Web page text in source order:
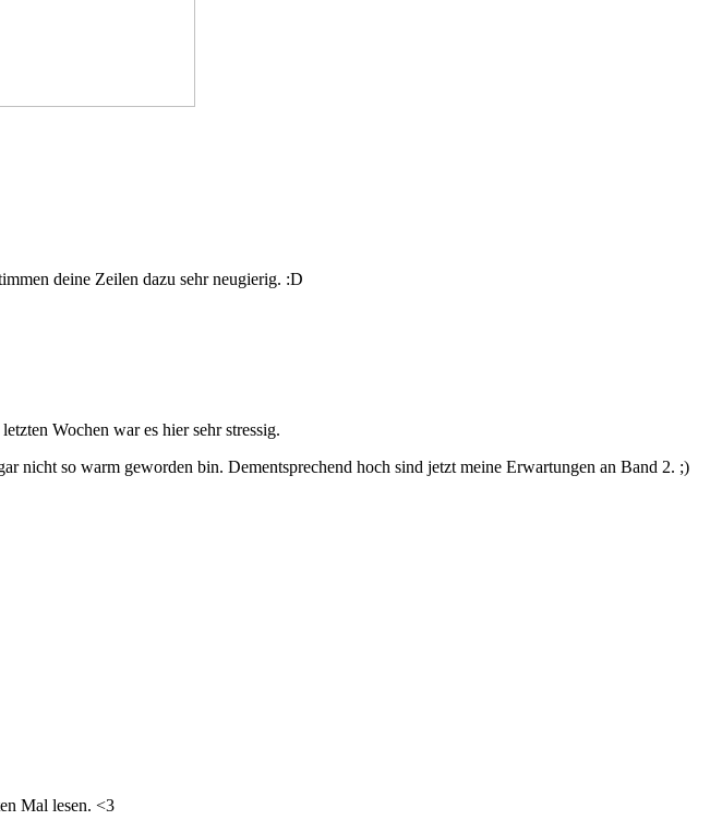
deine Zeilen dazu sehr neugierig. :D
Wochen war es hier sehr stressig.
nicht so warm geworden bin. Dementsprechend hoch sind jetzt meine Erwartungen an Band 2. ;)
Mal lesen. <3